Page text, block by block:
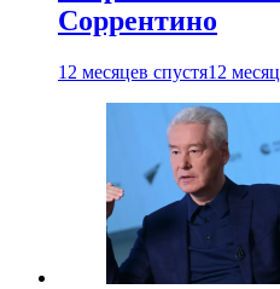
Соррентино
12 месяцев спустя12